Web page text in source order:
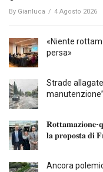
By Gianluca / 4 Agosto 2026
«Niente
persa»
Strade allagate
manutenzione”
𝐑𝐨𝐭𝐭𝐚𝐦𝐚𝐳𝐢𝐨𝐧𝐞-
𝐥𝐚 𝐩𝐫𝐨𝐩𝐨𝐬𝐭𝐚 𝐝𝐢
Ancora